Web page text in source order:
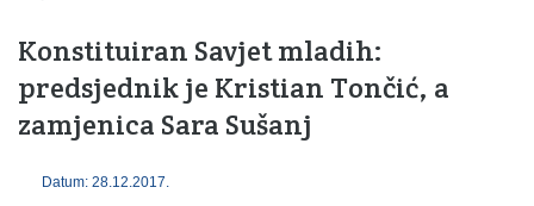
Konstituiran Savjet mladih:
predsjednik je Kristian Tončić, a
zamjenica Sara Sušanj
Datum: 28.12.2017.